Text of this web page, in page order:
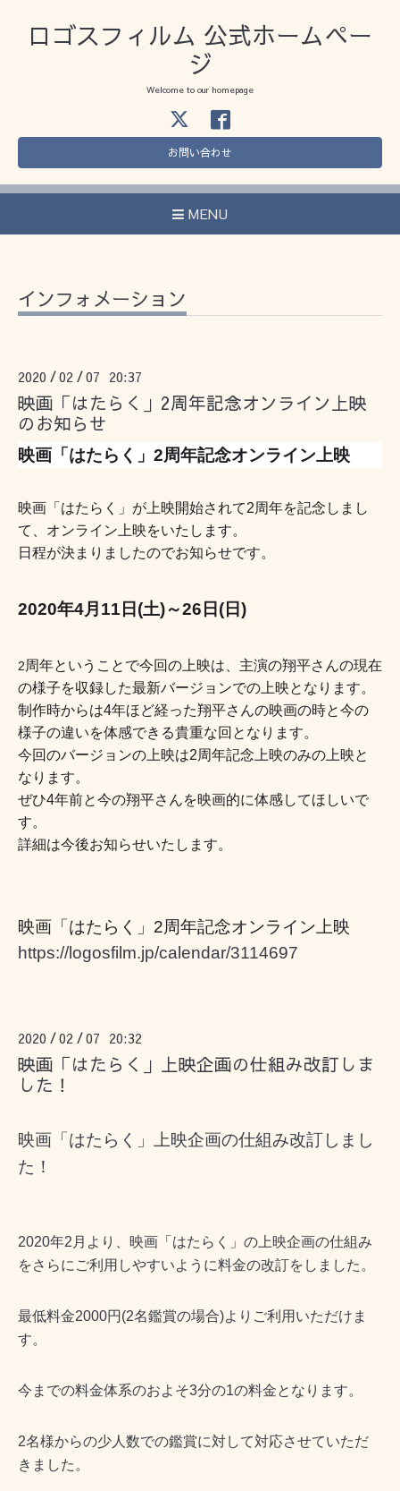
ロゴスフィルム 公式ホームペー
ジ
Welcome to our homepage
お問い合わせ
MENU
インフォメーション
2020 /02 /07 20:37
映画「はたらく」2周年記念オンライン上映
のお知らせ
映画「はたらく」2周年記念オンライン上映
映画「はたらく」が上映開始されて2周年を記念しまし
て、オンライン上映をいたします。
日程が決まりましたのでお知らせです。
2020年4月11日(土)～26日(日)
2周年ということで今回の上映は、主演の翔平さんの現在
の様子を収録した最新バージョンでの上映となります。
制作時からは4年ほど経った翔平さんの映画の時と今の
様子の違いを体感できる貴重な回となります。
今回のバージョンの上映は2周年記念上映のみの上映と
なります。
ぜひ4年前と今の翔平さんを映画的に体感してほしいで
す。
詳細は今後お知らせいたします。
映画「はたらく」2周年記念オンライン上映
https://logosfilm.jp/calendar/3114697
2020 /02 /07 20:32
映画「はたらく」上映企画の仕組み改訂しま
した！
映画「はたらく」上映企画の仕組み改訂しまし
た！
2020年2 月より、映画「はたらく」の上映企画の仕組み
をさらにご利用しやすいように料金の改訂をしました。
最低料金2000円 (2名鑑賞の場合)よりご利用いただけま
す。
今までの料金体系のおよそ3分の1の料金となります。
2名様からの少人数での鑑賞に対して対応させていただ
きました。